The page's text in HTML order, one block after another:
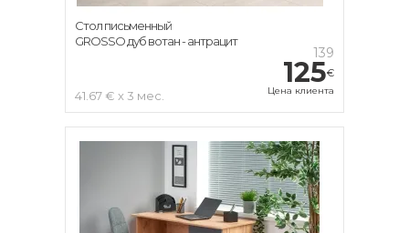
139
125€
Цена клиента
41.67 € x 3 мес.
Стол письменный
GROSSO дуб вотан - антрацит